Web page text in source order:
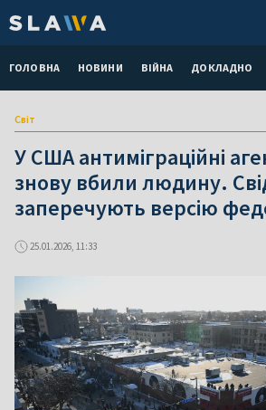
ГОЛОВНА НОВИНИ ВІЙНА ДОКЛАДНО
Світ
У США антиміграційні
знову вбили людину.
заперечують версію
25.01.2026, 11:33